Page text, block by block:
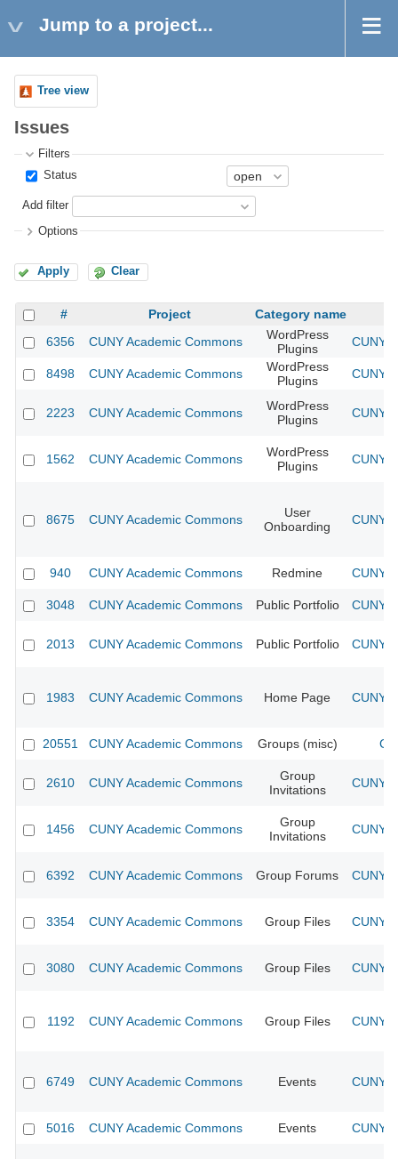
Jump to a project...
Tree view
Issues
Filters
Status
Add filter
Options
Apply Clear
# Project
Category name
6356
CUNY Academic Commons
WordPress
Plugins
CUNY
8498 CUNY Academic Commons
WordPress
Plugins
CUNY
2223 CUNY Academic Commons
WordPress
Plugins
CUNY
1562 CUNY Academic Commons
WordPress
Plugins
CUNY
8675 CUNY Academic Commons
User
Onboarding
CUNY
940 CUNY Academic Commons Redmine CUNY
3048 CUNY Academic Commons Public Portfolio CUNY
2013 CUNY Academic Commons Public Portfolio CUNY
1983 CUNY Academic Commons Home Page CUNY
20551 CUNY Academic Commons Groups (misc)
2610 CUNY Academic Commons
Group
Invitations
CUNY
1456 CUNY Academic Commons
Group
Invitations
CUNY
6392 CUNY Academic Commons Group Forums CUNY
3354 CUNY Academic Commons Group Files CUNY
3080 CUNY Academic Commons Group Files CUNY
1192 CUNY Academic Commons Group Files CUNY
6749 CUNY Academic Commons Events CUNY
5016 CUNY Academic Commons Events CUNY